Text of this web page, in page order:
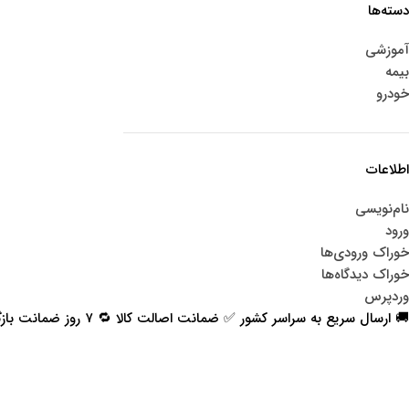
دسته‌ها
آموزشی
بیمه
خودرو
اطلاعات
نام‌نویسی
ورود
خوراک ورودی‌ها
خوراک دیدگاه‌ها
وردپرس
🚚 ارسال سریع به سراسر کشور ✅ ضمانت اصالت کالا 🔁 ۷ روز ضمانت بازگشت 📞 پشتیبانی واقعی